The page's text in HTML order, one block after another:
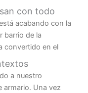
con todo
acabando con la
barrio de la
convertido en el
a nuestro
armario. Una vez